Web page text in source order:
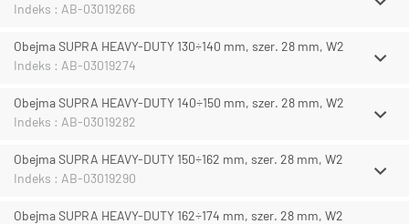
Indeks : AB-03019266
Obejma SUPRA HEAVY-DUTY 130÷140 mm, szer. 28 mm, W2
Indeks : AB-03019274
Obejma SUPRA HEAVY-DUTY 140÷150 mm, szer. 28 mm, W2
Indeks : AB-03019282
Obejma SUPRA HEAVY-DUTY 150÷162 mm, szer. 28 mm, W2
Indeks : AB-03019290
Obejma SUPRA HEAVY-DUTY 162÷174 mm, szer. 28 mm, W2